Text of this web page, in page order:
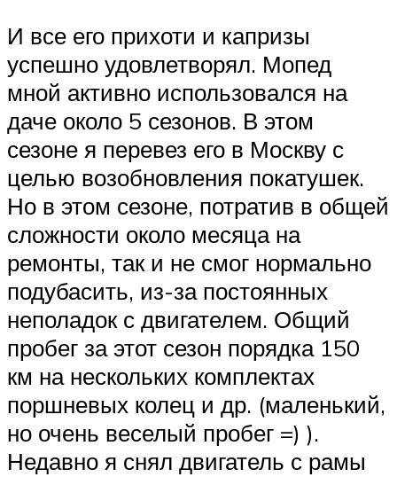
И все его прихоти и капризы
успешно удовлетворял. Мопед
мной активно использовался на
даче около 5 сезонов. В этом
сезоне я перевез его в Москву с
целью возобновления покатушек.
Но в этом сезоне, потратив в общей
сложности около месяца на
ремонты, так и не смог нормально
подубасить, из-за постоянных
неполадок с двигателем. Общий
пробег за этот сезон порядка 150
км на нескольких комплектах
поршневых колец и др. (маленький,
но очень веселый пробег =) ).
Недавно я снял двигатель с рамы